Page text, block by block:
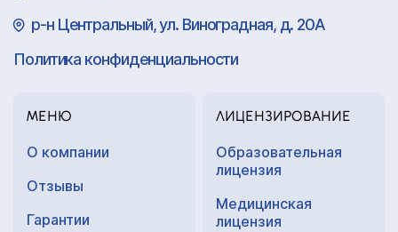
р-н Центральный, ул. Виноградная, д. 20А
Политика конфиденциальности
МЕНЮ
О компании
Отзывы
Гарантии
ЛИЦЕНЗИРОВАНИЕ
Образовательная
лицензия
Медицинская
лицензия